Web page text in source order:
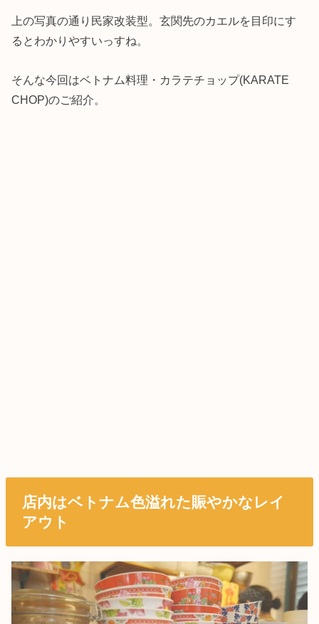
上の写真の通り民家改装型。玄関先のカエルを目印にす
るとわかりやすいっすね。
そんな今回はベトナム料理・カラテチョップ(KARATE
CHOP)のご紹介。
店内はベトナム色溢れた賑やかなレイ
アウト